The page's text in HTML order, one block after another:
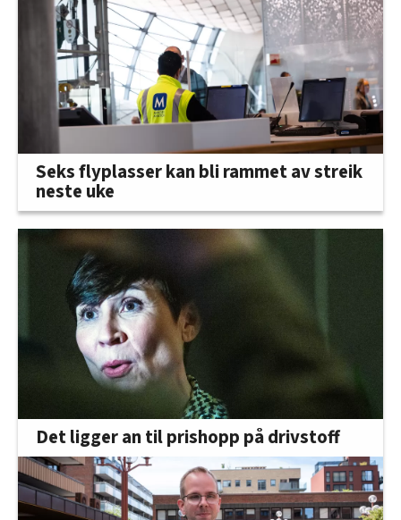
Seks flyplasser kan bli rammet av streik
neste uke
Det ligger an til prishopp på drivstoff